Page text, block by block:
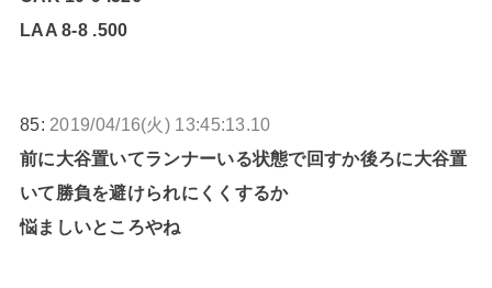
LAA 8-8 .500
85: 2019/04/16(火) 13:45:13.10
前に大谷置いてランナーいる状態で回すか後ろに大谷置
いて勝負を避けられにくくするか
悩ましいところやね